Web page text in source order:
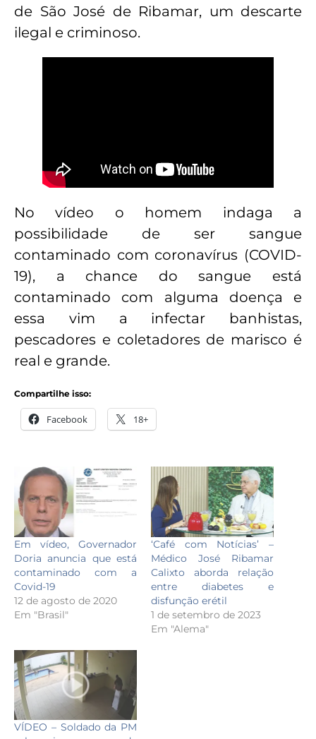
de São José de Ribamar, um descarte
ilegal e criminoso.
No vídeo o homem indaga a
possibilidade de ser sangue
contaminado com coronavírus (COVID-
19), a chance do sangue está
contaminado com alguma doença e
essa vim a infectar banhistas,
pescadores e coletadores de marisco é
real e grande.
Compartilhe isso:
Facebook 18+
Em vídeo, Governador
Doria anuncia que está
contaminado com a
Covid-19
12 de agosto de 2020
Em "Brasil"
‘Café com Notícias’ –
Médico José Ribamar
Calixto aborda relação
entre diabetes e
disfunção erétil
1 de setembro de 2023
Em "Alema"
VÍDEO – Soldado da PM